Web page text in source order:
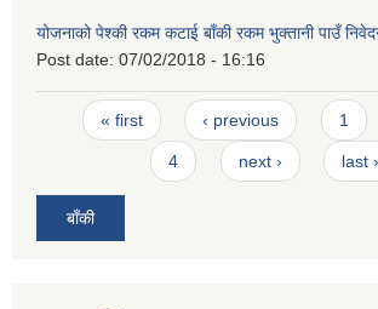
योजनाको पेश्की रकम कटाई बाँकी रकम भुक्तानी पाउँ
Post date: 07/02/2018 - 16:16
Pages
« first ‹ previous 1
4 next › last
बाँकी